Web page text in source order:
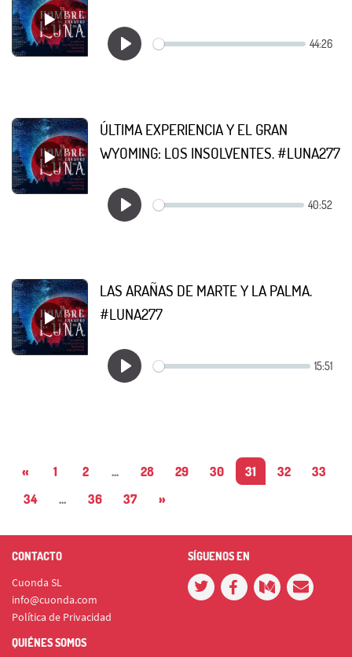
ÚLTIMA EXPERIENCIA Y EL GRAN
WYOMING: LOS INSOLVENTES. #LUNA277
LAS ARAÑAS DE MARTE Y LA PALMA.
#LUNA277
« 1 2 ... 28 29 30 31 32
33
34
... 36 37 »
CONTACTO
Cuonda SL
info@cuonda.com
Política de Privacidad
SÍGUENOS EN
QUIÉNES SOMOS